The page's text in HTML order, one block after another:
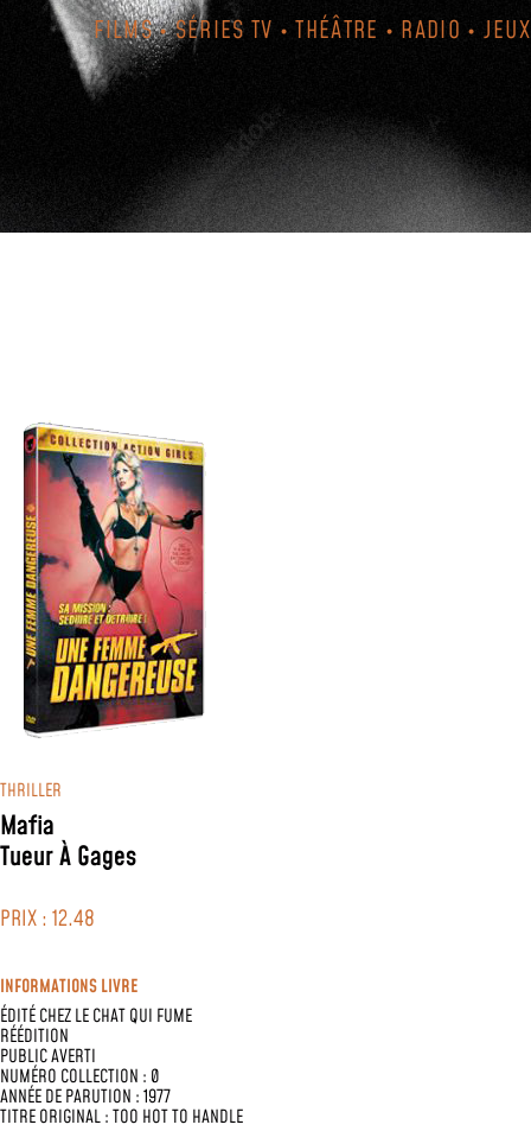
FILMS • SÉRIES TV • THÉÂTRE • RADIO • JEUX
THRILLER
Mafia
Tueur À Gages
PRIX : 12.48
INFORMATIONS LIVRE
ÉDITÉ CHEZLE CHAT QUI FUME
RÉÉDITION
PUBLIC AVERTI
NUMÉRO COLLECTION : 0
ANNÉE DE PARUTION : 1977
TITRE ORIGINAL : TOO HOT TO HANDLE